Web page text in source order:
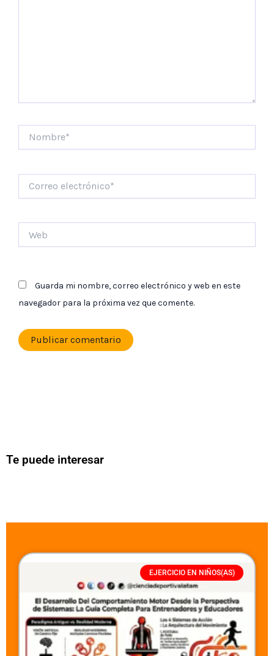
electrónico*
Guarda mi nombre, correo electrónico y web en este
navegador para la próxima vez que comente.
Te puede interesar
EJERCICIO EN NIÑOS(AS)